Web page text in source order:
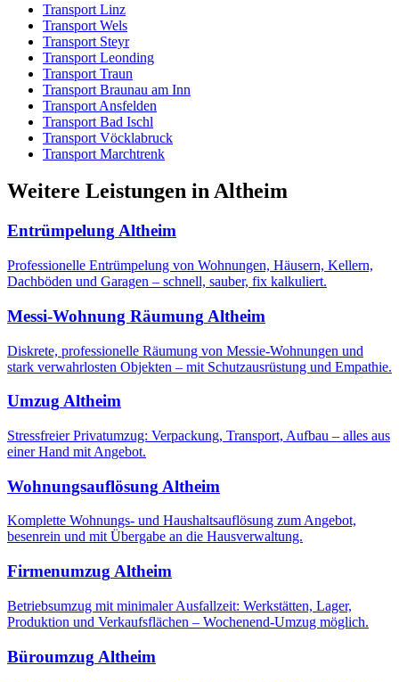
Transport Linz
Transport Wels
Transport Steyr
Transport Leonding
Transport Traun
Transport Braunau am Inn
Transport Ansfelden
Transport Bad Ischl
Transport Vöcklabruck
Transport Marchtrenk
Weitere Leistungen inAltheim
EntrümpelungAltheim
Professionelle Entrümpelung von Wohnungen, Häusern, Kellern,
Dachböden und Garagen – schnell, sauber, fix kalkuliert.
Messi-Wohnung Räumung Altheim
Diskrete, professionelle Räumung von Messie-Wohnungen und
stark verwahrlosten Objekten – mit Schutzausrüstung und Empathie.
UmzugAltheim
Stressfreier Privatumzug: Verpackung, Transport, Aufbau – alles aus
einer Hand mit Angebot.
Wohnungsauflösung Altheim
Komplette Wohnungs- und Haushaltsauflösung zum Angebot,
besenrein und mit Übergabe an die Hausverwaltung.
Firmenumzug Altheim
Betriebsumzug mit minimaler Ausfallzeit: Werkstätten, Lager,
Produktion und Verkaufsflächen – Wochenend-Umzug möglich.
Büroumzug Altheim